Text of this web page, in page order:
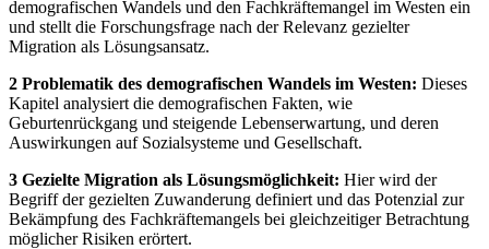
demografischen Wandels und den Fachkräftemangel im Westen ein
und stellt die Forschungsfrage nach der Relevanz gezielter
Migration als Lösungsansatz.
2 Problematik des demografischen Wandels im Westen: Dieses
Kapitel analysiert die demografischen Fakten, wie
Geburtenrückgang und steigende Lebenserwartung, und deren
Auswirkungen auf Sozialsysteme und Gesellschaft.
3 Gezielte Migration als Lösungsmöglichkeit: Hier wird der
Begriff der gezielten Zuwanderung definiert und das Potenzial zur
Bekämpfung des Fachkräftemangels bei gleichzeitiger Betrachtung
möglicher Risiken erörtert.